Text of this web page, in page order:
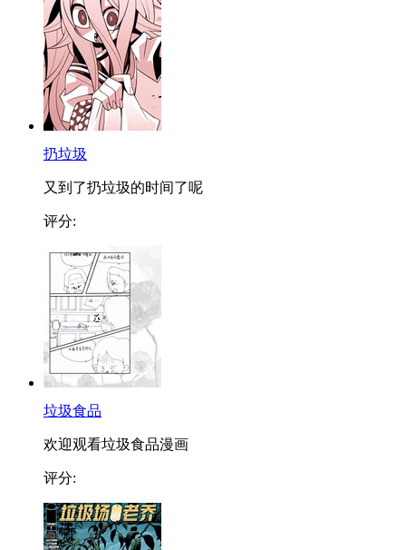
扔垃圾
又到了扔垃圾的时间了呢
评分:
垃圾食品
欢迎观看垃圾食品漫画
评分: